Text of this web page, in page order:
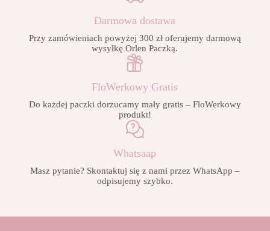
Darmowa dostawa
Przy zamówieniach powyżej 300 zł oferujemy darmową
wysyłkę Orlen Paczką.
FloWerkowy Gratis
Do każdej paczki dorzucamy mały gratis – FloWerkowy
produkt!
Whatsaap
Masz pytanie? Skontaktuj się z nami przez WhatsApp –
odpisujemy szybko.